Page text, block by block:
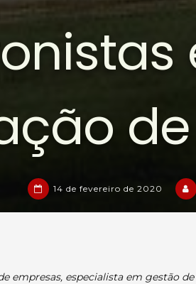
14 de fevereiro de 2020
empresas, especialista em gestão